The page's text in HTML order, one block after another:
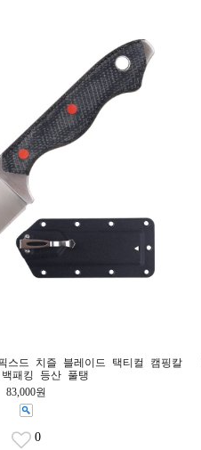
스드 치즐 블레이드 택티컬 캠핑칼
패킹 등산 풀탱
83,000원
0